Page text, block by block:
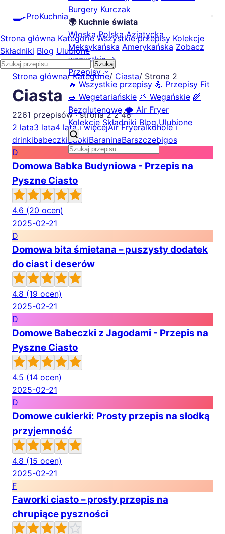
🍳ProKuchnia
Burgery Kurczak
🌍 Kuchnie świata
Włoska Polska Azjatycka
Meksykańska Amerykańska Zobacz
wszystkie →
Przepisy
🔥 Wszystkie przepisy 💪 Przepisy Fit
🥗 Wegetariańskie 🌱 Wegańskie 🌾
Bezglutenowe 🌪️ Air Fryer
Kolekcje Składniki Blog Ulubione
Strona główna Kategorie Wszystkie przepisy Kolekcje
Składniki Blog Ulubione
Szukaj
Strona główna/ Kategorie/ Ciasta/ Strona 2
Ciasta
2261 przepisów · strona 2 z 48
2 lata3 lata4 lata i więcejAir Fryeralkohole i
drinkibabeczkiBabkiBaraninaBarszczebigos
D
Domowa Babka Budyniowa - Przepis na
Pyszne Ciasto
4.6 (20 ocen)
2025-02-21
D
Domowa bita śmietana – puszysty dodatek
do ciast i deserów
4.8 (19 ocen)
2025-02-21
D
Domowe Babeczki z Jagodami - Przepis na
Pyszne Ciasto
4.5 (14 ocen)
2025-02-21
D
Domowe cukierki: Prosty przepis na słodką
przyjemność
4.8 (15 ocen)
2025-02-21
F
Faworki ciasto – prosty przepis na
chrupiące pyszności